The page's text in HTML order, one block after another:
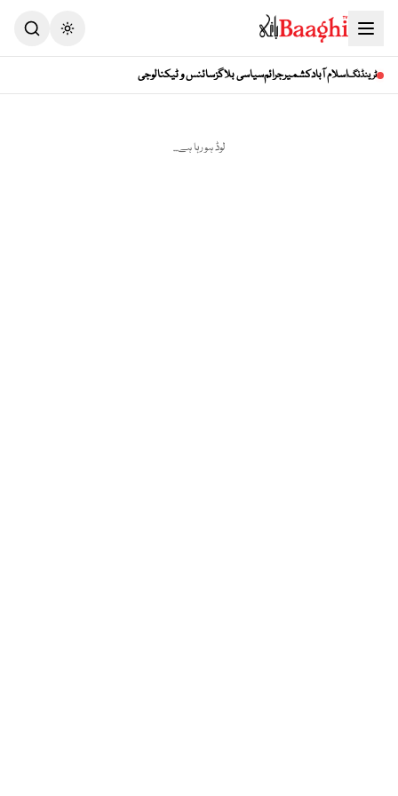
Toggle theme
ٹرینڈنگاسلام آبادکشمیرجرائمسیاسی بلاگزسائنس و ٹیکنالوجی
لوڈ ہو رہا ہے...